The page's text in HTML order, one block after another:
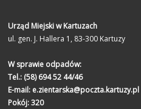
Urząd Miejski w Kartuzach
ul. gen. J. Hallera 1, 83-300 Kartuzy
W sprawie odpadów:
Tel.: (58) 694 52 44/46
E-mail: e.zientarska@poczta.kartuzy.pl
Pokój: 320